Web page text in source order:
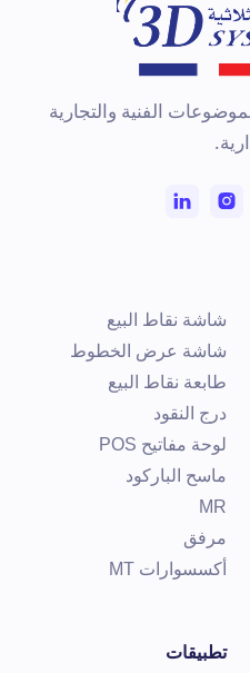
الفنية والتجارية
شاشة نقاط البيع
شاشة عرض الخطوط
طابعة نقاط البيع
درج النقود
لوحة مفاتيح POS
ماسح الباركود
MR
مرفق
أكسسوارات MT
تطبيقات